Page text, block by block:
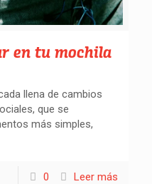
en tu mochila
llena de cambios
que se
más simples,
0 Leer más